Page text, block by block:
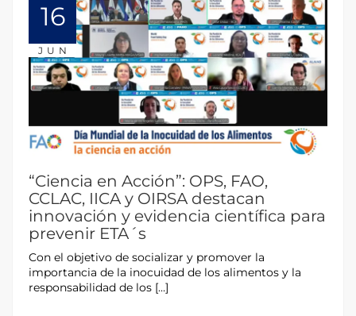
16
JUN
“Ciencia en Acción”: OPS, FAO,
CCLAC, IICA y OIRSA destacan
innovación y evidencia científica para
prevenir ETA´s
Con el objetivo de socializar y promover la
importancia de la inocuidad de los alimentos y la
responsabilidad de los […]